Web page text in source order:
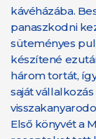
kávéházába.
panaszkodni
süteményes
készítené
három tortát,
saját
Első könyvét a